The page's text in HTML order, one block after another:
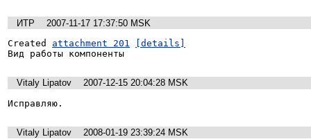
ИТР
2007-11-17 17:37:50 MSK
Created attachment 201
[details]
Вид работы компоненты
Vitaly Lipatov
2007-12-15 20:04:28 MSK
Исправляю.
Vitaly Lipatov
2008-01-19 23:39:24 MSK